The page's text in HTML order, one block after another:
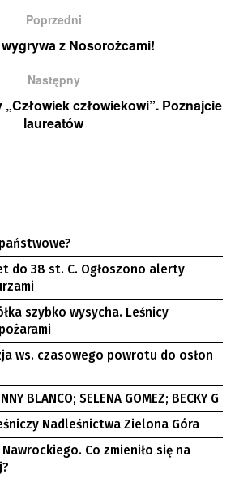
Poprzedni
z Nosorożcami!
Następny
człowiekowi”. Poznajcie
laureatów
do 38 st. C. Ogłoszono alerty
szybko wysycha. Leśnicy
ws. czasowego powrotu do osłon
BLANCO; SELENA GOMEZ; BECKY G
Nadleśnictwa Zielona Góra
Co zmieniło się na